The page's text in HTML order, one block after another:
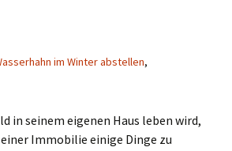
im Winter abstellen,
in seinem eigenen Haus leben wird,
Immobilie einige Dinge zu